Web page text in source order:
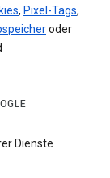
, Pixel-Tags,
oder
Dienste